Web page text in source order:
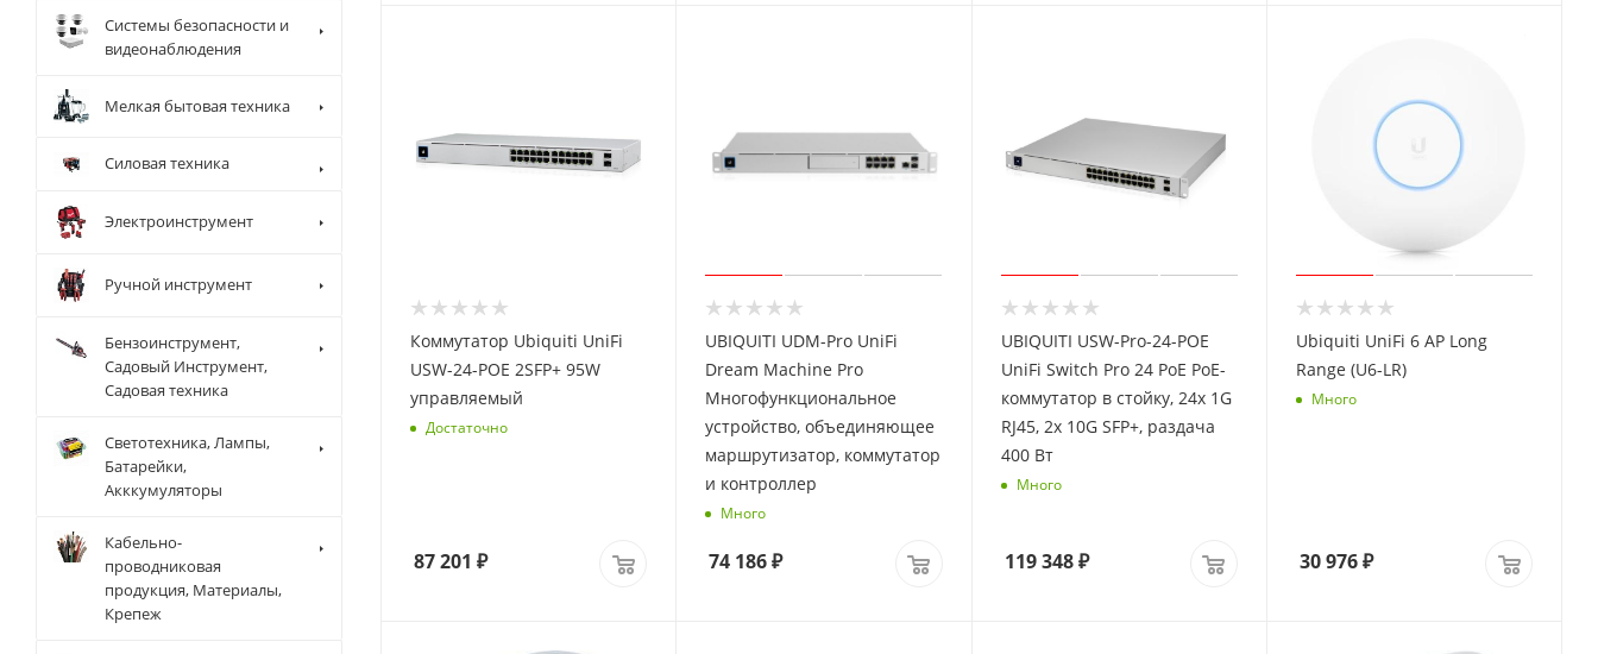
Коммутатор Ubiquiti UniFi
USW-24-POE 2SFP+ 95W
управляемый
Достаточно
87 201 ₽
UBIQUITI UDM-Pro UniFi
Dream Machine Pro
Многофункциональное
устройство, объединяющее
маршрутизатор, коммутатор
и контроллер
Много
74 186₽
UBIQUITI USW-Pro-24-POE
UniFi Switch Pro 24 PoE PoE-
коммутатор в стойку, 24х 1G
RJ45, 2х 10G SFP+, раздача
400 Вт
Много
119 348₽
Ubiquiti UniFi 6 AP Long
Range (U6-LR)
Много
30 976₽
Системы безопасности и
видеонаблюдения
Мелкая бытовая техника
Силовая техника
Электроинструмент
Ручной инструмент
Бензоинструмент,
Садовый Инструмент,
Садовая техника
Светотехника, Лампы,
Батарейки,
Акккумуляторы
Кабельно-
проводниковая
продукция, Материалы,
Крепеж